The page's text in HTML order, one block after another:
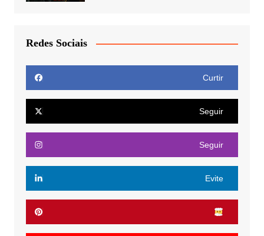
Redes Sociais
Curtir
Seguir
Seguir
Evite